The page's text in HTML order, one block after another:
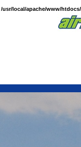
/usr/local/apache/www/